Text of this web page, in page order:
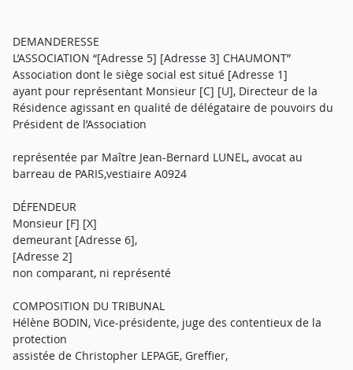
DEMANDERESSE
L’ASSOCIATION “[Adresse 5] [Adresse 3] CHAUMONT”
Association dont le siège social est situé [Adresse 1]
ayant pour représentant Monsieur [C] [U], Directeur de la
Résidence agissant en qualité de délégataire de pouvoirs du
Président de l’Association
représentée par Maître Jean-Bernard LUNEL, avocat au
barreau de PARIS,vestiaire A0924
DÉFENDEUR
Monsieur [F] [X]
demeurant [Adresse 6],
[Adresse 2]
non comparant, ni représenté
COMPOSITION DU TRIBUNAL
Hélène BODIN, Vice-présidente, juge des contentieux de la
protection
assistée de Christopher LEPAGE, Greffier,